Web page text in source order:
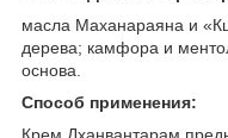
масла Маханараяна и
дерева; камфора и
основа.
Способ применения:
Крем Дханвантарам